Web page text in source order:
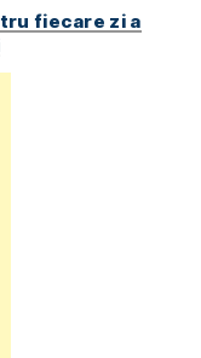
fiecare zi a